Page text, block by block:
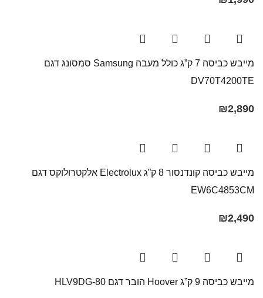
מייבש כביסה 7 ק”ג כולל מעבה Samsung סמסונג דגם
DV70T4200TE
₪2,890
מייבש כביסה קונדנסור 8 ק”ג Electrolux אלקטרולוקס דגם
EW6C4853CM
₪2,490
מייבש כביסה 9 ק”ג Hoover הובר דגם HLV9DG-80